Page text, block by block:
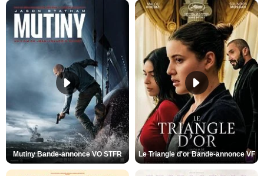
Mutiny Bande-annonce VO STFR Le Triangle d'or Bande-annonce VF